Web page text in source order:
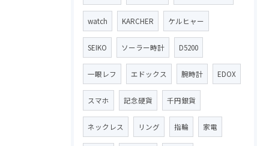
watch KARCHER ケルヒャー
SEIKO ソーラー時計 D5200
一眼レフ エドックス 腕時計 EDOX
スマホ 記念硬貨 千円銀貨
ネックレス リング 指輪 家電